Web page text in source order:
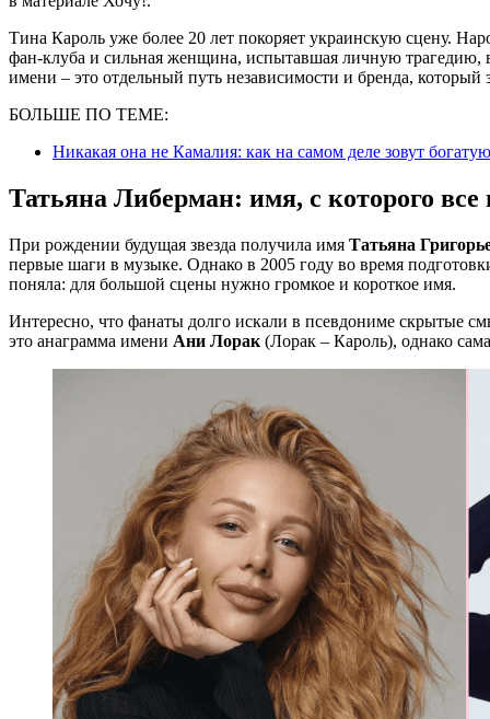
Тина Кароль уже более 20 лет покоряет украинскую сцену.
фан-клуба и сильная женщина, испытавшая личную трагедию,
имени – это отдельный путь независимости и бренда, который
БОЛЬШЕ ПО ТЕМЕ:
Никакая она не Камалия: как на самом деле зовут
Татьяна Либерман: имя, с которого все
При рождении будущая звезда получила имя Татьяна
первые шаги в музыке. Однако в 2005 году во время
поняла: для большой сцены нужно громкое и короткое имя.
Интересно, что фанаты долго искали в псевдониме скрытые
это анаграмма имени Ани Лорак (Лорак – Кароль), однако